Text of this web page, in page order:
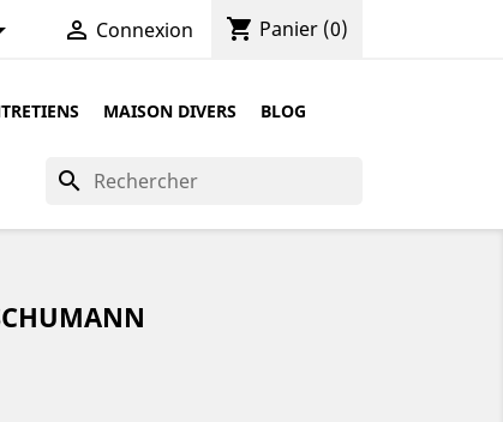
 Connexion shopping_cart Panier (0)
MAISON DIVERS BLOG
search